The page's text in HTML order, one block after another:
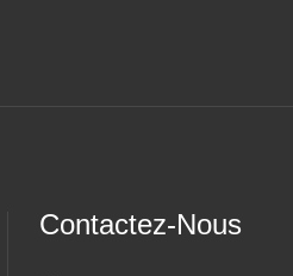
Contactez-Nous